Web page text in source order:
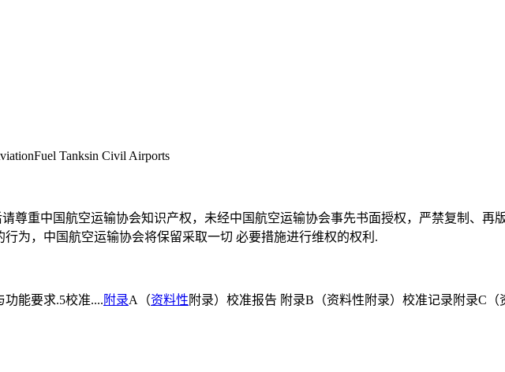
Tanksin Civil Airports
尊重中国航空运输协会知识产权，未经中国航空运输协会事先书面授权，严禁复制、再
为，中国航空运输协会将保留采取一切 必要措施进行维权的权利.
功能要求.5校准.... 附录A（资料性 附录）校准报告 附录B（资料性附录）校准记录附录C